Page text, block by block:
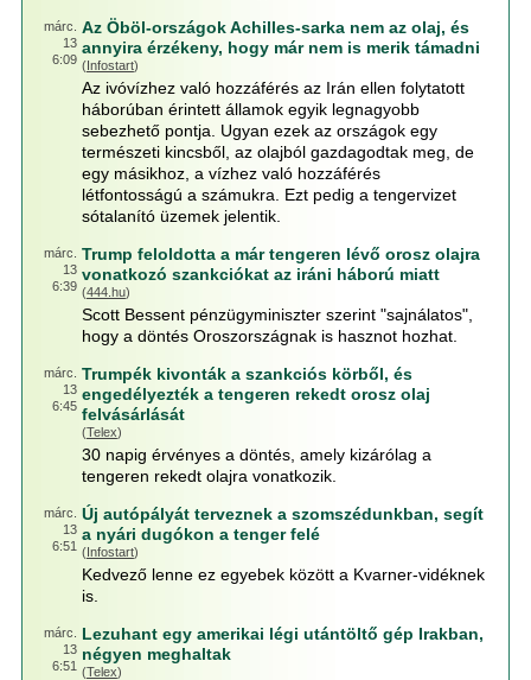
márc.
13
6:09
Az Öböl-országok Achilles-sarka nem az olaj, és
annyira érzékeny, hogy már nem is merik támadni
(Infostart)
Az ivóvízhez való hozzáférés az Irán ellen folytatott
háborúban érintett államok egyik legnagyobb
sebezhető pontja. Ugyan ezek az országok egy
természeti kincsből, az olajból gazdagodtak meg, de
egy másikhoz, a vízhez való hozzáférés
létfontosságú a számukra. Ezt pedig a tengervizet
sótalanító üzemek jelentik.
márc.
13
6:39
Trump feloldotta a már tengeren lévő orosz olajra
vonatkozó szankciókat az iráni háború miatt
(444.hu)
Scott Bessent pénzügyminiszter szerint "sajnálatos",
hogy a döntés Oroszországnak is hasznot hozhat.
márc.
13
6:45
Trumpék kivonták a szankciós körből, és
engedélyezték a tengeren rekedt orosz olaj
felvásárlását
(Telex)
30 napig érvényes a döntés, amely kizárólag a
tengeren rekedt olajra vonatkozik.
márc.
13
6:51
Új autópályát terveznek a szomszédunkban, segít
a nyári dugókon a tenger felé
(Infostart)
Kedvező lenne ez egyebek között a Kvarner-vidéknek
is.
márc.
13
6:51
Lezuhant egy amerikai légi utántöltő gép Irakban,
négyen meghaltak
(Telex)